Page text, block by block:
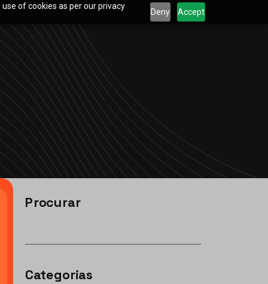
of cookies as per our privacy
Deny Accept
Procurar
Categorias